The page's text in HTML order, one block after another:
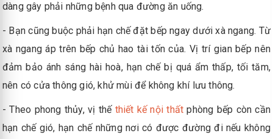
dàng gây phải những bệnh qua đường ăn uống.
- Bạn cũng buộc phải hạn chế đặt bếp ngay dưới xà ngang. Từ
xà ngang áp trên bếp chủ hao tài tốn của. Vị trí gian bếp nên
đảm bảo ánh sáng hài hoà, hạn chế bị quá ẩm thấp, tối tăm,
nên có cửa thông gió, khử mùi để không khí lưu thông.
- Theo phong thủy, vị thế thiết kế nội thất phòng bếp còn cần
hạn chế gió, hạn chế những nơi có được đường đi nếu không